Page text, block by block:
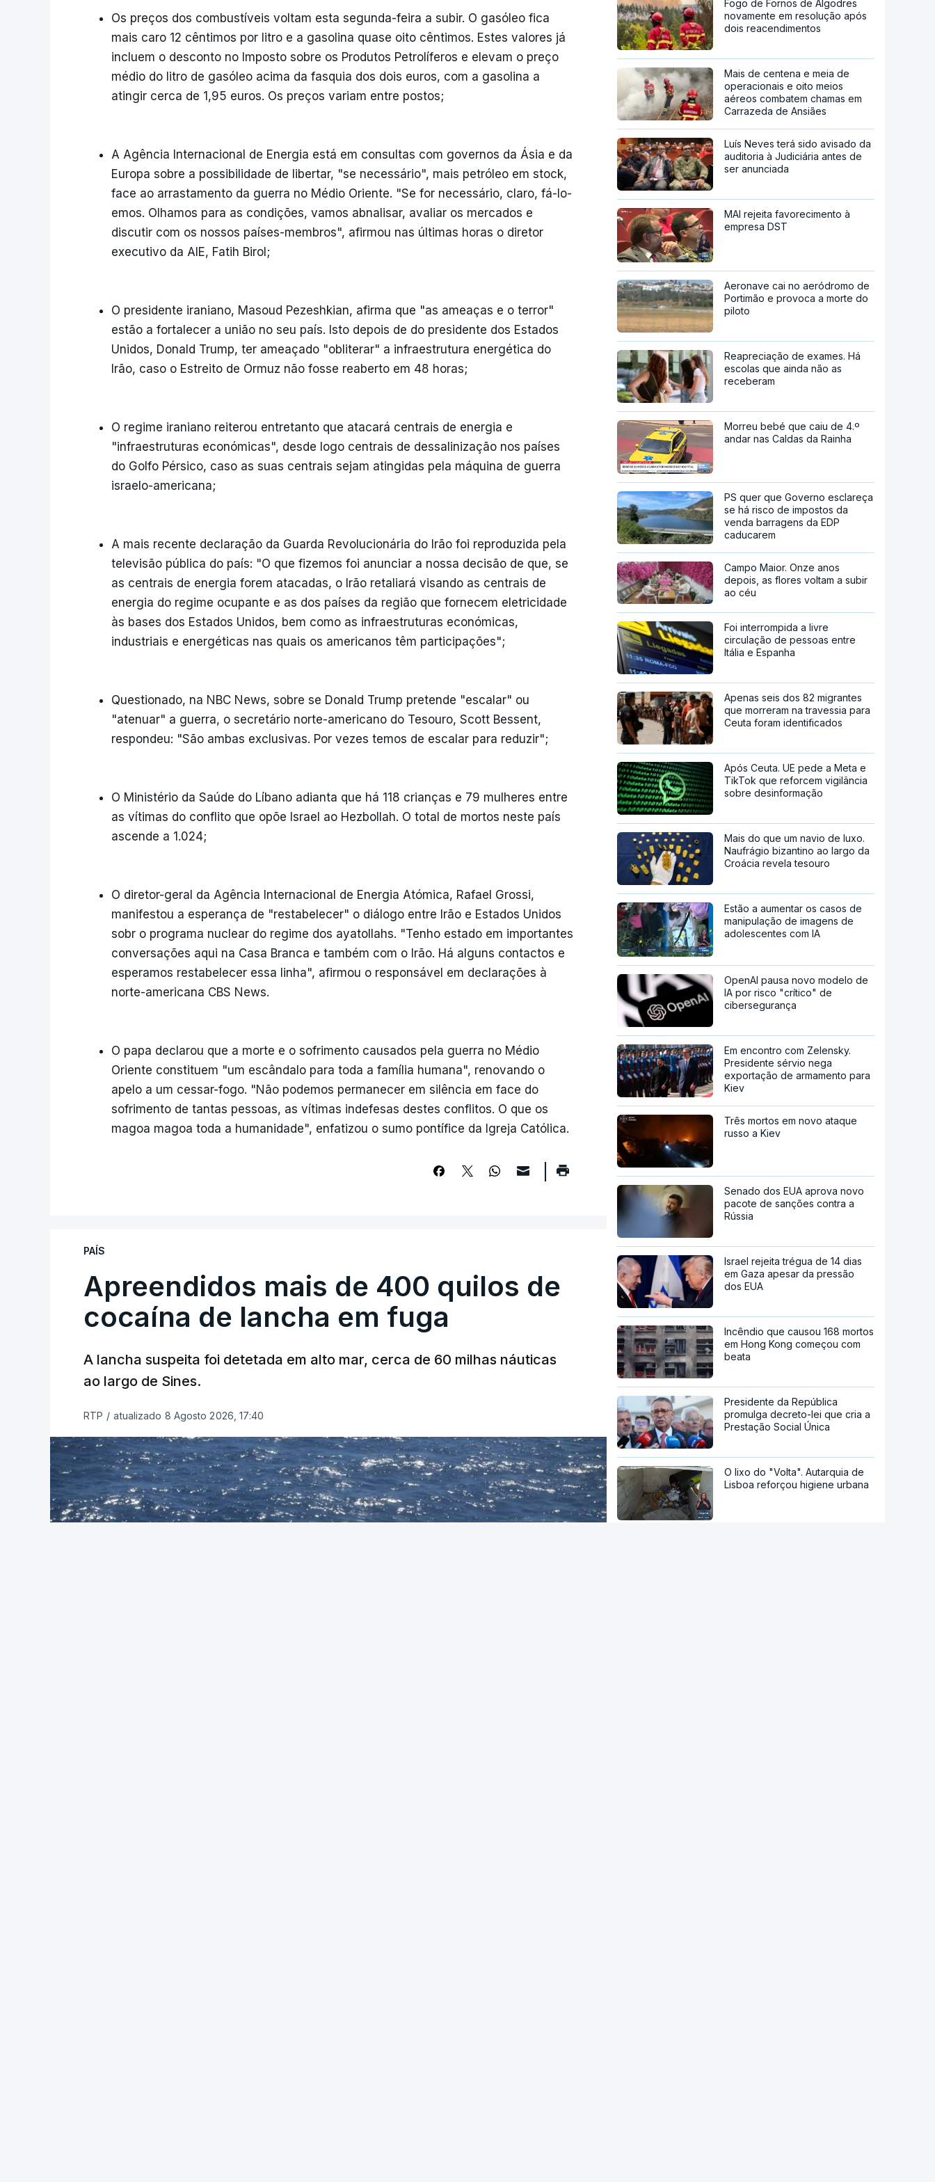
Os preços dos combustíveis voltam esta segunda-feira a subir. O gasóleo fica
mais caro 12 cêntimos por litro e a gasolina quase oito cêntimos. Estes valores já
incluem o desconto no Imposto sobre os Produtos Petrolíferos e elevam o preço
médio do litro de gasóleo acima da fasquia dos dois euros, com a gasolina a
atingir cerca de 1,95 euros. Os preços variam entre postos;
A Agência Internacional de Energia está em consultas com governos da Ásia e da
Europa sobre a possibilidade de libertar, "se necessário", mais petróleo em stock,
face ao arrastamento da guerra no Médio Oriente. "Se for necessário, claro, fá-lo-
emos. Olhamos para as condições, vamos abnalisar, avaliar os mercados e
discutir com os nossos países-membros", afirmou nas últimas horas o diretor
executivo da AIE, Fatih Birol;
O presidente iraniano, Masoud Pezeshkian, afirma que "as ameaças e o terror"
estão a fortalecer a união no seu país. Isto depois de do presidente dos Estados
Unidos, Donald Trump, ter ameaçado "obliterar" a infraestrutura energética do
Irão, caso o Estreito de Ormuz não fosse reaberto em 48 horas;
O regime iraniano reiterou entretanto que atacará centrais de energia e
"infraestruturas económicas", desde logo centrais de dessalinização nos países
do Golfo Pérsico, caso as suas centrais sejam atingidas pela máquina de guerra
israelo-americana;
A mais recente declaração da Guarda Revolucionária do Irão foi reproduzida pela
televisão pública do país: "O que fizemos foi anunciar a nossa decisão de que, se
as centrais de energia forem atacadas, o Irão retaliará visando as centrais de
energia do regime ocupante e as dos países da região que fornecem eletricidade
às bases dos Estados Unidos, bem como as infraestruturas económicas,
industriais e energéticas nas quais os americanos têm participações";
Questionado, na NBC News, sobre se Donald Trump pretende "escalar" ou
"atenuar" a guerra, o secretário norte-americano do Tesouro, Scott Bessent,
respondeu: "São ambas exclusivas. Por vezes temos de escalar para reduzir";
O Ministério da Saúde do Líbano adianta que há 118 crianças e 79 mulheres entre
as vítimas do conflito que opõe Israel ao Hezbollah. O total de mortos neste país
ascende a 1.024;
O diretor-geral da Agência Internacional de Energia Atómica, Rafael Grossi,
manifestou a esperança de "restabelecer" o diálogo entre Irão e Estados Unidos
sobr o programa nuclear do regime dos ayatollahs. "Tenho estado em importantes
conversações aqui na Casa Branca e também com o Irão. Há alguns contactos e
esperamos restabelecer essa linha", afirmou o responsável em declarações à
norte-americana CBS News.
O papa declarou que a morte e o sofrimento causados pela guerra no Médio
Oriente constituem "um escândalo para toda a família humana", renovando o
apelo a um cessar-fogo. "Não podemos permanecer em silência em face do
sofrimento de tantas pessoas, as vítimas indefesas destes conflitos. O que os
magoa magoa toda a humanidade", enfatizou o sumo pontífice da Igreja Católica.
PAÍS
Apreendidos mais de 400 quilos de
cocaína de lancha em fuga
A lancha suspeita foi detetada em alto mar, cerca de 60 milhas náuticas
ao largo de Sines.
RTP / atualizado 8 Agosto 2026, 17:40
Fogo de Fornos de Algodres
novamente em resolução após
dois reacendimentos
Mais de centena e meia de
operacionais e oito meios
aéreos combatem chamas em
Carrazeda de Ansiães
Luís Neves terá sido avisado da
auditoria à Judiciária antes de
ser anunciada
MAI rejeita favorecimento à
empresa DST
Aeronave cai no aeródromo de
Portimão e provoca a morte do
piloto
Reapreciação de exames. Há
escolas que ainda não as
receberam
Morreu bebé que caiu de 4.º
andar nas Caldas da Rainha
PS quer que Governo esclareça
se há risco de impostos da
venda barragens da EDP
caducarem
Campo Maior. Onze anos
depois, as flores voltam a subir
ao céu
Foi interrompida a livre
circulação de pessoas entre
Itália e Espanha
Apenas seis dos 82 migrantes
que morreram na travessia para
Ceuta foram identificados
Após Ceuta. UE pede a Meta e
TikTok que reforcem vigilância
sobre desinformação
Mais do que um navio de luxo.
Naufrágio bizantino ao largo da
Croácia revela tesouro
Estão a aumentar os casos de
manipulação de imagens de
adolescentes com IA
OpenAI pausa novo modelo de
IA por risco "crítico" de
cibersegurança
Em encontro com Zelensky.
Presidente sérvio nega
exportação de armamento para
Kiev
Três mortos em novo ataque
russo a Kiev
Senado dos EUA aprova novo
pacote de sanções contra a
Rússia
Israel rejeita trégua de 14 dias
em Gaza apesar da pressão
dos EUA
Incêndio que causou 168 mortos
em Hong Kong começou com
beata
Presidente da República
promulga decreto-lei que cria a
Prestação Social Única
O lixo do "Volta". Autarquia de
Lisboa reforçou higiene urbana